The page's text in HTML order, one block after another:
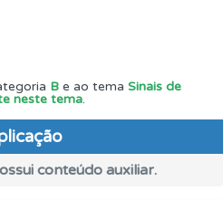
B e ao tema Sinais de
neste tema.
conteúdo auxiliar.